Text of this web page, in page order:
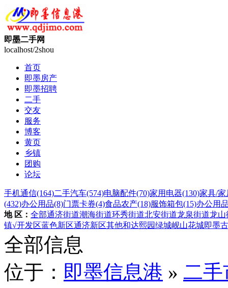
即墨二手网
localhost/2shou
首页
即墨房产
即墨招聘
二手
交友
服务
博客
黄页
乡镇
团购
论坛
手机通信(164)二手汽车(574)电脑配件(70)家用电器(130)家具/家
(432)办公用品(8)门票卡券(4)食品农产(18)服饰箱包(15)办公用
地 区： 全部通济街道潮海街道环秀街道北安街道龙泉街道龙山
镇√开发区蓝色新区通济新区其他和达熙园绿城岘山花城即墨
全部信息
位于： 即墨信息港 » 二